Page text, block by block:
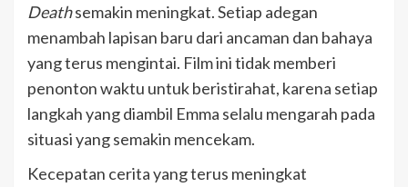
Deathsemakin meningkat. Setiap adegan
menambah lapisan baru dari ancaman dan bahaya
yang terus mengintai. Film ini tidak memberi
penonton waktu untuk beristirahat, karena setiap
langkah yang diambil Emma selalu mengarah pada
situasi yang semakin mencekam.
Kecepatan cerita yang terus meningkat